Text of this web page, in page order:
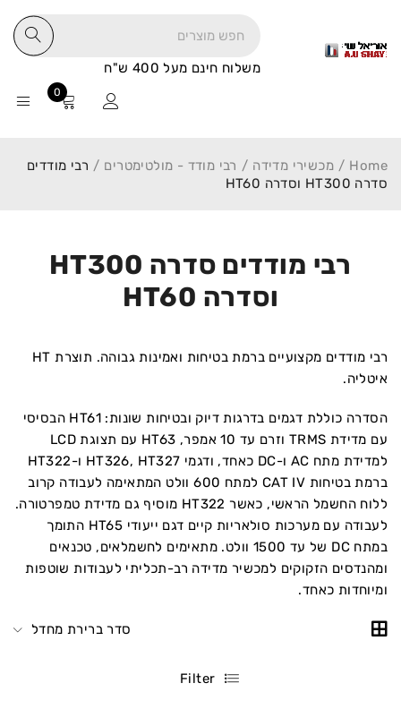
משלוח חינם מעל 400 ש"ח
0
רבי מודדים סדרה HT300
וסדרה HT60
Home
/ מכשירי מדידה / רבי מודד - מולטימטרים / רבי מודדים
סדרה HT300 וסדרה HT60
רבי מודדים מקצועיים ברמת בטיחות ואמינות גבוהה. תוצרת HT
איטליה.
הסדרה כוללת דגמים בדרגות דיוק ובטיחות שונות: HT61 הבסיסי
עם מדידת TRMS וזרם עד 10 אמפר, HT63 עם תצוגת LCD
למדידת מתח AC ו-DC כאחד, ודגמי HT326, HT327 ו-HT322
ברמת בטיחות CAT IV למתח 600 וולט המתאימה לעבודה קרוב
ללוח החשמל הראשי, כאשר HT322 מוסיף גם מדידת טמפרטורה.
לעבודה עם מערכות סולאריות קיים דגם ייעודי HT65 התומך
במתח DC של עד 1500 וולט. מתאימים לחשמלאים, טכנאים
ומהנדסים הזקוקים למכשיר מדידה רב-תכליתי לעבודות שוטפות
ומיוחדות כאחד.
סדר ברירת מחדל
Filter